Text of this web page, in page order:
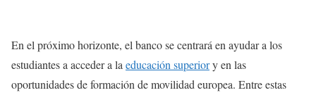
En el próximo horizonte, el banco se centrará en ayudar a los
estudiantes a acceder a la educación superiory en las
oportunidades de formación de movilidad europea. Entre estas